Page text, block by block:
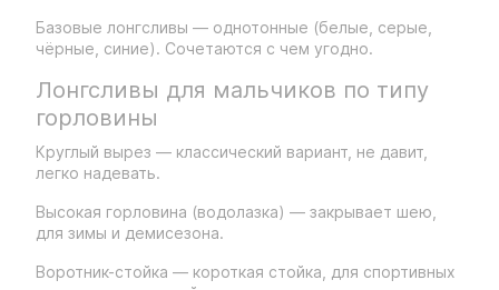
Базовые лонгсливы — однотонные (белые, серые,
чёрные, синие). Сочетаются с чем угодно.
Лонгсливы для мальчиков по типу
горловины
Круглый вырез — классический вариант, не давит,
легко надевать.
Высокая горловина (водолазка) — закрывает шею,
для зимы и демисезона.
Воротник-стойка — короткая стойка, для спортивных